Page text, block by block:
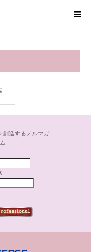
創造するメルマガ